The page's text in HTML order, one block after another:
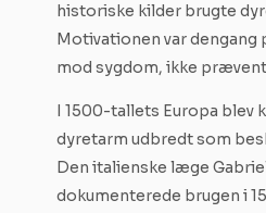
historiske kilder brugte
Motivationen var
mod sygdom, ikke
I 1500-tallets Europa blev
dyretarm udbredt som
Den italienske læge
dokumenterede brugen i